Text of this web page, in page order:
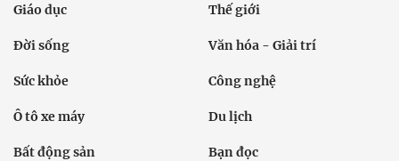
Giáo dục Thế giới
Đời sống Văn hóa - Giải trí
Sức khỏe Công nghệ
Ô tô xe máy Du lịch
Bất động sản Bạn đọc